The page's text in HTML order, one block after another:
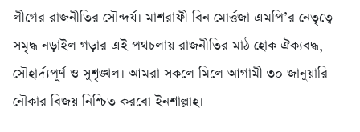
লীগের রাজনীতির সৌন্দর্য। মাশরাফী বিন মোর্ত্তজা এমপি’র নেতৃত্বে
সমৃদ্ধ নড়াইল গড়ার এই পথচলায় রাজনীতির মাঠ হোক ঐক্যবদ্ধ,
সৌহার্দ্যপূর্ণ ও সুশৃঙ্খল। আমরা সকলে মিলে আগামী ৩০ জানুয়ারি
নৌকার বিজয় নিশ্চিত করবো ইনশাল্লাহ।